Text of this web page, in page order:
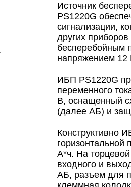
Источник
PS1220G
сигнализации,
других
бесперебойным
напряжением 12
ИБП PS1220G
переменного
В, оснащенный
(далее АБ) и
Конструктивно
горизонтальной
А*ч. На
входного и
АБ, разъем для